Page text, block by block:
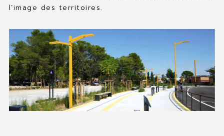
l’image des territoires.